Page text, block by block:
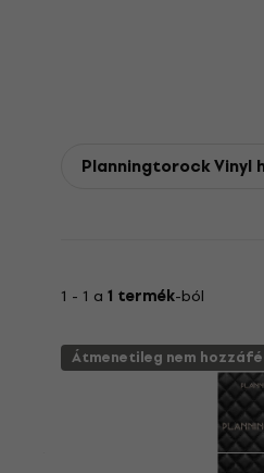
Planningtorock Vinyl
1 - 1 a 1 termék-ból
Átmenetileg nem